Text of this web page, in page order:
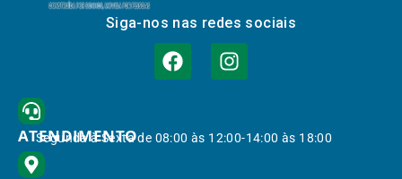
Siga-nos nas redes sociais
ATENDIMENTO
Segunda à Sexta de 08:00 às 12:00-14:00 às 18:00